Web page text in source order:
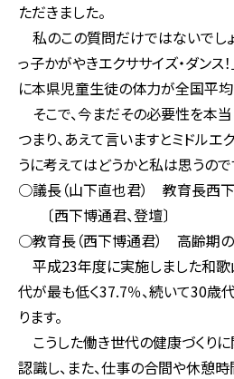
ただきました。
私のこの質問だけではないでし
っ子かがやきエクササイズ・ダンス
に本県児童生徒の体力が全国平均
そこで、今まだその必要性を本
つまり、あえて言いますとミドル
うに考えてはどうかと私は思うので
○議長（山下直也君） 教育長西下
〔西下博通君、登壇〕
○教育長（西下博通君） 高齢期の
平成23年度に実施しました和歌
代が最も低く37.7％、続いて30歳
ります。
こうした働き世代の健康づくりに
認識し、また、仕事の合間や休憩